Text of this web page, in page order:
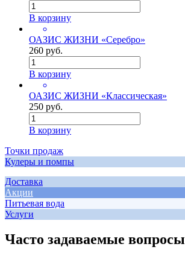
В корзину
ОАЗИС ЖИЗНИ «Серебро»
260 руб.
В корзину
ОАЗИС ЖИЗНИ «Классическая»
250 руб.
В корзину
Точки продаж
Кулеры и помпы
Доставка
Акции
Питьевая вода
Услуги
Часто задаваемые вопросы